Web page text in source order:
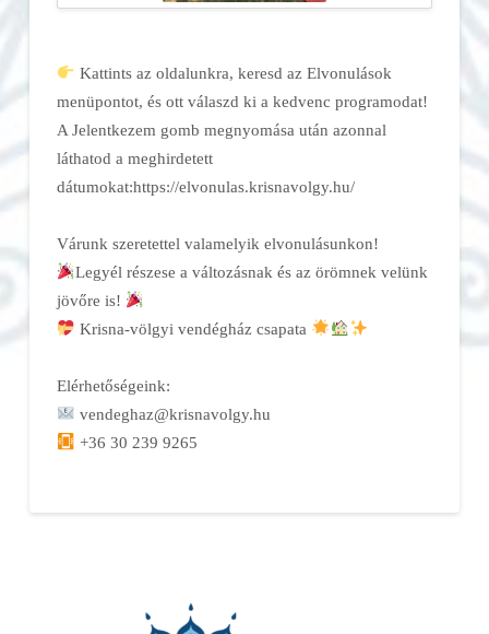
Kattints az oldalunkra, keresd az Elvonulások
menüpontot, és ott válaszd ki a kedvenc programodat!
A Jelentkezem gomb megnyomása után azonnal
láthatod a meghirdetett
dátumokat:https://elvonulas.krisnavolgy.hu/
Várunk szeretettel valamelyik elvonulásunkon!
Legyél részese a változásnak és az örömnek velünk
jövőre is!
Krisna-völgyi vendégház csapata
Elérhetőségeink:
vendeghaz@krisnavolgy.hu
+36 30 239 9265